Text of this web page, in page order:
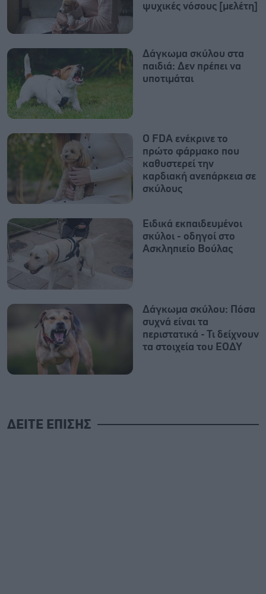
ψυχικές νόσους [μελέτη]
Δάγκωμα σκύλου στα
παιδιά: Δεν πρέπει να
υποτιμάται
Ο FDA ενέκρινε το
πρώτο φάρμακο που
καθυστερεί την
καρδιακή ανεπάρκεια σε
σκύλους
Ειδικά εκπαιδευμένοι
σκύλοι - οδηγοί στο
Ασκληπιείο Βούλας
Δάγκωμα σκύλου: Πόσα
συχνά είναι τα
περιστατικά - Τι δείχνουν
τα στοιχεία του ΕΟΔΥ
ΔΕΙΤΕ ΕΠΙΣΗΣ